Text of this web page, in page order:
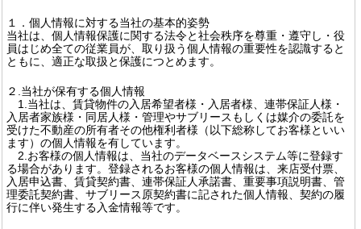
１．個人情報に対する当社の基本的姿勢
当社は、個人情報保護に関する法令と社会秩序を尊重・遵守し・役
員はじめ全ての従業員が、取り扱う個人情報の重要性を認識すると
ともに、適正な取扱と保護につとめます。
２.当社が保有する個人情報
1.当社は、賃貸物件の入居希望者様・入居者様、連帯保証人様・
入居者家族様・同居人様・管理やサブリースもしくは媒介の委託を
受けた不動産の所有者その他権利者様（以下総称してお客様といい
ます）の個人情報を有しています。
2.お客様の個人情報は、当社のデータベースシステム等に登録す
る場合があります。登録されるお客様の個人情報は、来店受付票、
入居申込書、賃貸契約書、連帯保証人承諾書、重要事項説明書、管
理委託契約書、サブリース原契約書に記された個人情報、契約の履
行に伴い発生する入金情報等です。